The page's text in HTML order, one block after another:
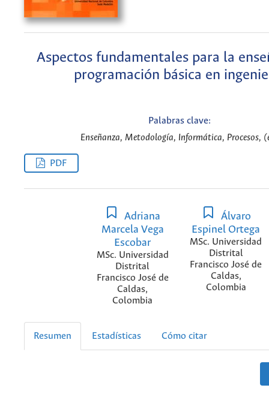
Aspectos fundamentales para la
programación básica en
Palabras clave:
Enseñanza, Metodología, Informática, Procesos,
PDF
Adriana
Marcela Vega
Escobar
MSc. Universidad
Distrital
Francisco José de
Caldas,
Colombia
Álvaro
Espinel Ortega
MSc. Universidad
Distrital
Francisco José de
Caldas,
Colombia
Resumen Estadísticas Cómo citar